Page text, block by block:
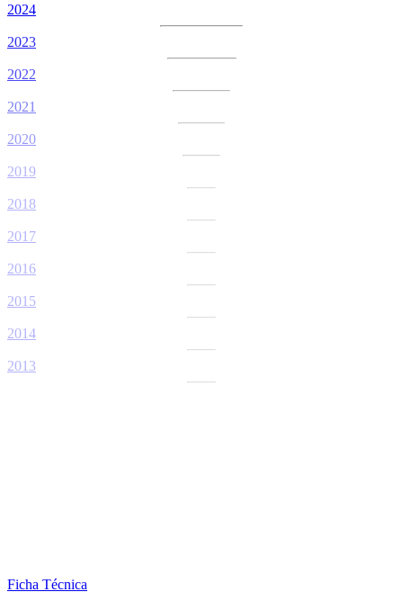
2024
2023
2022
2021
2020
2019
2018
2017
2016
2015
2014
2013
Ficha Técnica